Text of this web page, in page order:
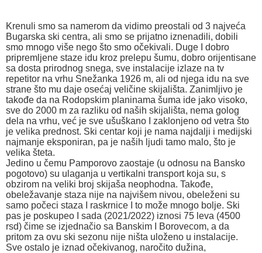
Krenuli smo sa namerom da vidimo preostali od 3 najveća
Bugarska ski centra, ali smo se prijatno iznenadili, dobili
smo mnogo više nego što smo očekivali. Duge I dobro
pripremljene staze idu kroz prelepu šumu, dobro orijentisane
sa dosta prirodnog snega, sve instalacije izlaze na tv
repetitor na vrhu Snežanka 1926 m, ali od njega idu na sve
strane što mu daje osećaj veličine skijališta. Zanimljivo je
takođe da na Rodopskim planinama šuma ide jako visoko,
sve do 2000 m za razliku od naših skijališta, nema golog
dela na vrhu, već je sve ušuškano I zaklonjeno od vetra što
je velika prednost. Ski centar koji je nama najdalji i medijski
najmanje eksponiran, pa je naših ljudi tamo malo, što je
velika šteta.
Jedino u čemu Pamporovo zaostaje (u odnosu na Bansko
pogotovo) su ulaganja u vertikalni transport koja su, s
obzirom na veliki broj skijaša neophodna. Takođe,
obeležavanje staza nije na najvišem nivou, obeleženi su
samo počeci staza I raskrnice I to može mnogo bolje. Ski
pas je poskupeo I sada (2021/2022) iznosi 75 leva (4500
rsd) čime se izjednačio sa Banskim I Borovecom, a da
pritom za ovu ski sezonu nije ništa uloženo u instalacije.
Sve ostalo je iznad očekivanog, naročito dužina,